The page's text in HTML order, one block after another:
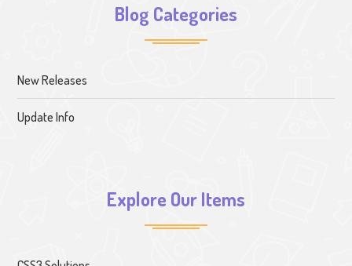
Blog Categories
New Releases
Update Info
Explore Our Items